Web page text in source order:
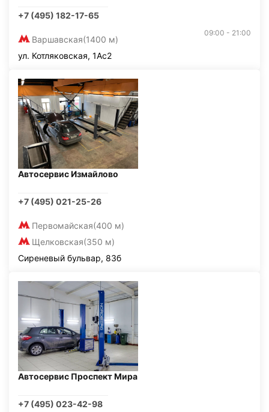
+7 (495) 182-17-65
Варшавская(1400 м)
09:00 - 21:00
ул. Котляковская, 1Ас2
Автосервис Измайлово
+7 (495) 021-25-26
Первомайская(400 м)
Щелковская(350 м)
Сиреневый бульвар, 83б
Автосервис Проспект Мира
+7 (495) 023-42-98